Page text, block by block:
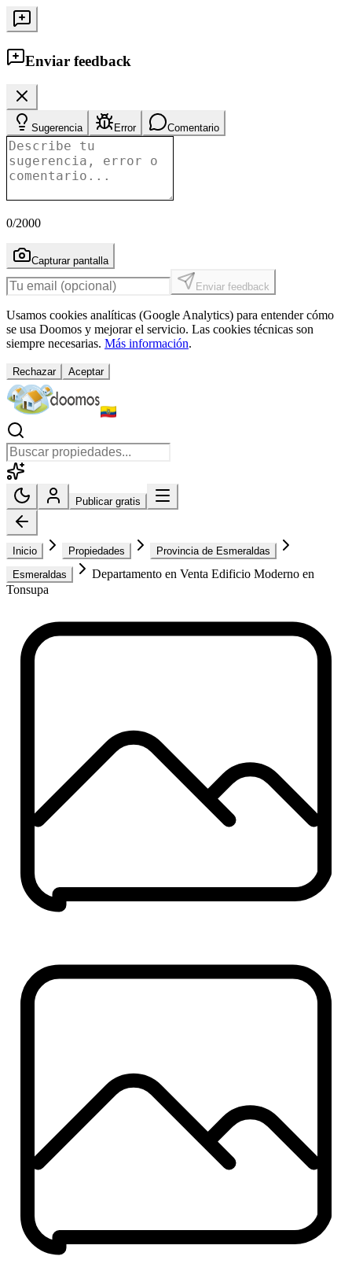
Enviar feedback
Sugerencia Error Comentario
0/2000
Capturar pantalla
Enviar feedback
Usamos cookies analíticas (Google Analytics) para entender cómo
se usa Doomos y mejorar el servicio. Las cookies técnicas son
siempre necesarias. Más información.
Rechazar Aceptar
Publicar gratis
Inicio Propiedades
Provincia de Esmeraldas
Esmeraldas
Departamento en Venta Edificio Moderno en
Tonsupa